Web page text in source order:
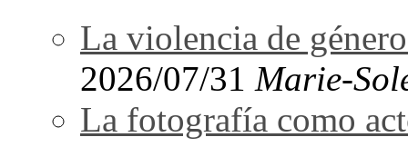
La violencia de
2026/07/31 Marie-
La fotografía como